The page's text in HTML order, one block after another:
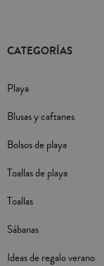
CATEGORÍAS
Playa
Blusas y caftanes
Bolsos de playa
Toallas de playa
Toallas
Sábanas
Ideas de regalo verano